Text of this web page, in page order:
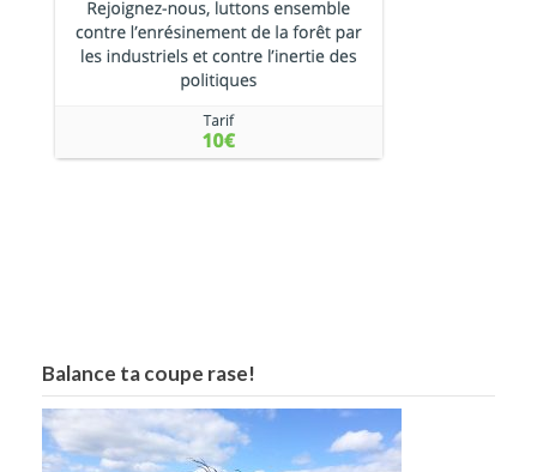
Balance ta coupe rase!